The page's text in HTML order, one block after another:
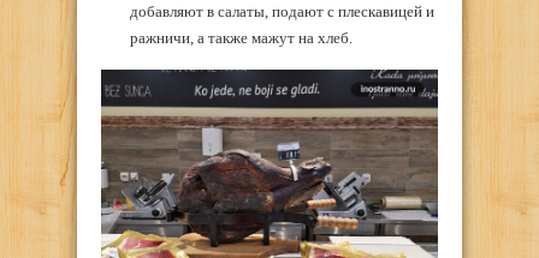
добавляют в салаты, подают с плескавицей и
ражничи, а также мажут на хлеб.